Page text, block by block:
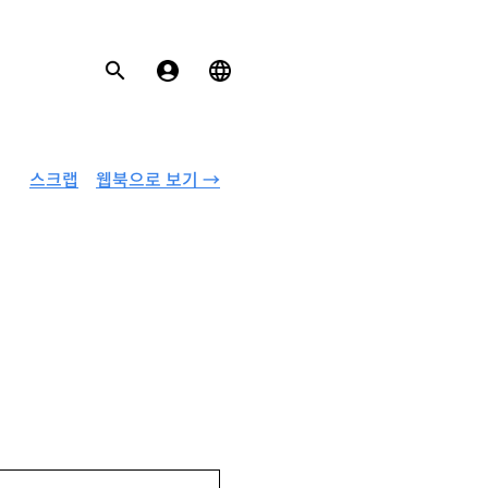
웹북으로 보기 →
스크랩